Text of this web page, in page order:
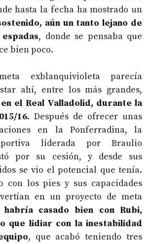
hasta la fecha ha mostrado un
aún un tanto lejano de
, donde se pensaba que
bien poco.
exblanquivioleta parecía
ahí, entre los más grandes,
el Real Valladolid, durante la
16. Después de ofrecer unas
en la Ponferradina, la
liderada por Braulio
por su cesión, y desde sus
se vio el potencial que tenía.
con los pies y sus capacidades
en un proyecto de meta
habría casado bien con Rubi,
que lidiar con la inestabilidad
, que acabó teniendo tres